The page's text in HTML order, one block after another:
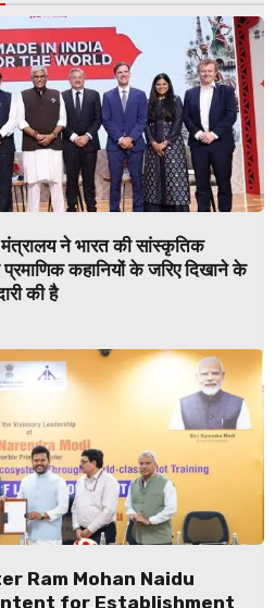
ने भारत की सांस्कृतिक
कहानियों के जरिए दिखाने के
की है
Ram Mohan Naidu
for Establishment